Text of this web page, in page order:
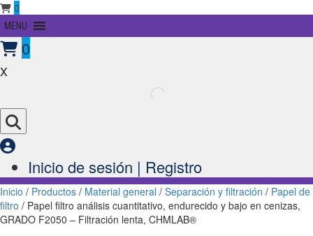
0
Primary
Menu
MENU
0
x
Inicio de sesión | Registro
Inicio / Productos / Material general / Separación y filtración / Papel de
filtro / Papel filtro análisis cuantitativo, endurecido y bajo en cenizas,
GRADO F2050 – Filtración lenta, CHMLAB®